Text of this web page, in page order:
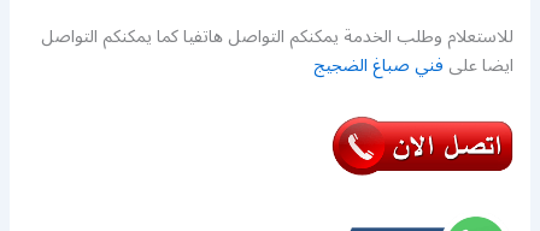
للاستعلام وطلب الخدمة يمكنكم التواصل هاتفيا كما يمكنكم التواصل
ايضا علىفني صباغ الضجيج